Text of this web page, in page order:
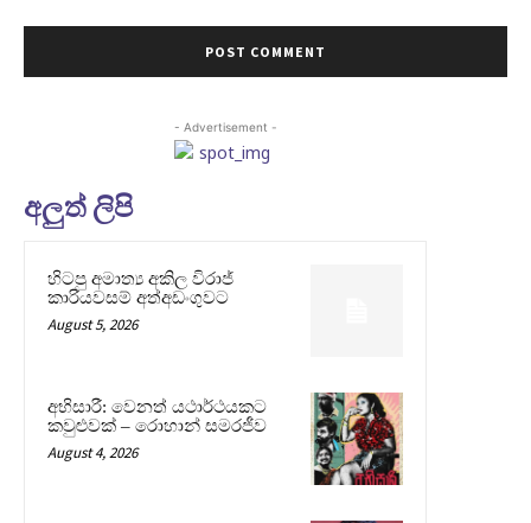
- Advertisement -
අලුත් ලිපි
හිටපු අමාත්‍ය අකිල විරාජ්
කාරියවසම් අත්අඩංගුවට
August 5, 2026
අභිසාරී: වෙනත් යථාර්ථයකට
කවුළුවක් – රොහාන් සමරජීව
August 4, 2026